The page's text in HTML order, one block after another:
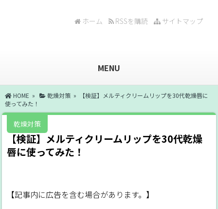
サイトマップ
RSSを購読
ホーム
MENU
HOME » 乾燥対策 » 【検証】メルティクリームリップを30代乾燥唇に
使ってみた！
乾燥対策
【検証】メルティクリームリップを30代乾燥
唇に使ってみた！
【記事内に広告を含む場合があります。】